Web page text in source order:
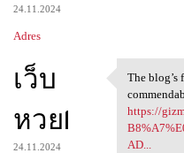
24.11.2024
Adres
เว็บ
หวย1
24.11.2024
The
The blog’s
https://
AD...